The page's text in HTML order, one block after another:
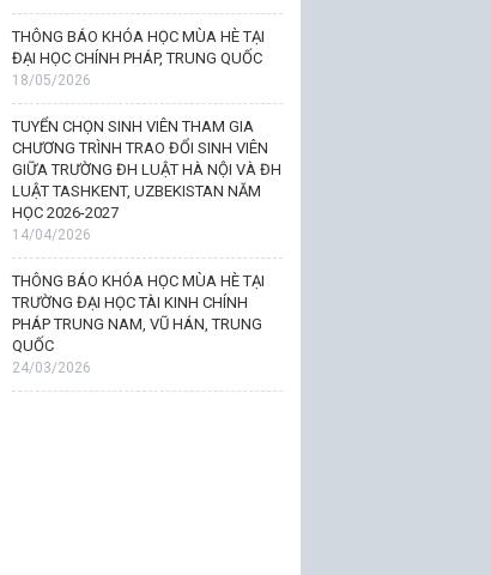
THÔNG BÁO KHÓA HỌC MÙA HÈ TẠI
ĐẠI HỌC CHÍNH PHÁP, TRUNG QUỐC
18/05/2026
TUYỂN CHỌN SINH VIÊN THAM GIA
CHƯƠNG TRÌNH TRAO ĐỔI SINH VIÊN
GIỮA TRƯỜNG ĐH LUẬT HÀ NỘI VÀ ĐH
LUẬT TASHKENT, UZBEKISTAN NĂM
HỌC 2026-2027
14/04/2026
THÔNG BÁO KHÓA HỌC MÙA HÈ TẠI
TRƯỜNG ĐẠI HỌC TÀI KINH CHÍNH
PHÁP TRUNG NAM, VŨ HÁN, TRUNG
QUỐC
24/03/2026